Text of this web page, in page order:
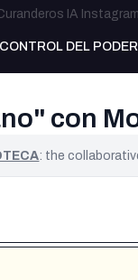
IA Instagram
CONTROL DEL PODER
con
: the